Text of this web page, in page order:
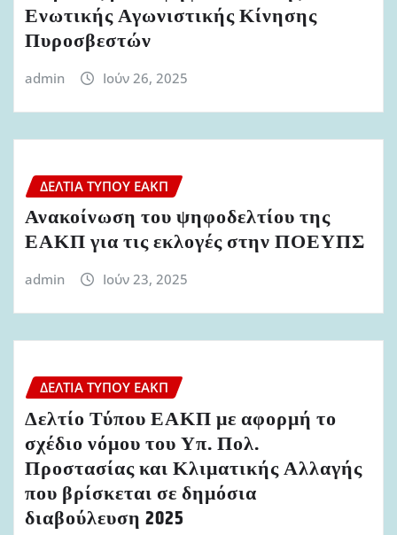
Ενωτικής Αγωνιστικής Κίνησης
Πυροσβεστών
admin Ιούν 26, 2025
ΔΕΛΤΊΑ ΤΎΠΟΥ ΕΑΚΠ
Ανακοίνωση του ψηφοδελτίου της
ΕΑΚΠ για τις εκλογές στην ΠΟΕΥΠΣ
admin Ιούν 23, 2025
ΔΕΛΤΊΑ ΤΎΠΟΥ ΕΑΚΠ
Δελτίο Τύπου ΕΑΚΠ με αφορμή το
σχέδιο νόμου του Υπ. Πολ.
Προστασίας και Κλιματικής Αλλαγής
που βρίσκεται σε δημόσια
διαβούλευση 2025